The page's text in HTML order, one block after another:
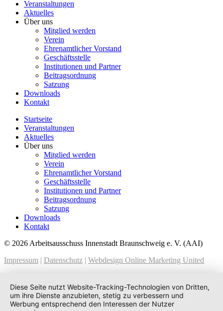
Veranstaltungen
Aktuelles
Über uns
Mitglied werden
Verein
Ehrenamtlicher Vorstand
Geschäftsstelle
Institutionen und Partner
Beitragsordnung
Satzung
Downloads
Kontakt
Startseite
Veranstaltungen
Aktuelles
Über uns
Mitglied werden
Verein
Ehrenamtlicher Vorstand
Geschäftsstelle
Institutionen und Partner
Beitragsordnung
Satzung
Downloads
Kontakt
© 2026 Arbeitsausschuss Innenstadt Braunschweig e. V. (AAI)
Impressum | Datenschutz | Webdesign Online Marketing United
Diese Seite nutzt Website-Tracking-Technologien von Dritten,
um ihre Dienste anzubieten, stetig zu verbessern und
Werbung entsprechend den Interessen der Nutzer